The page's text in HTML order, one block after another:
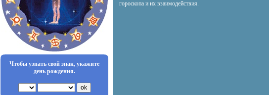
Чтобы узнать свой знак, укажите
день рождения.
гороскопа и их взаимодействия.